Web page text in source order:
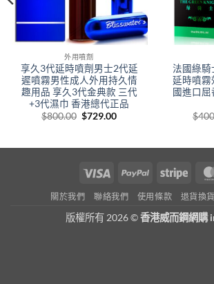
外用噴劑
享久3代延時噴劑男士2代延
遲噴霧男性成人外用持久情
趣用品 享久3代金典款 三代
+3代濕巾 香港總代正品
$800.00 Original
$729.00Current
法國綠騎
延時噴霧
國進口
$
Visa PayPal Stripe
關於我們 聯絡我們 使用條款 退貨換貨
版權所有 2026 ©香港威而鋼網購